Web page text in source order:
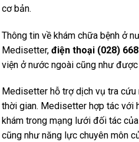
cơ bản.
Thông tin về khám chữa bệnh ở
Medisetter, điện thoại (028)
viện ở nước ngoài cũng như
Medisetter hỗ trợ dịch vụ tra cứu
thời gian. Medisetter hợp tác với
khám trong mạng lưới đối tác
cũng như năng lực chuyên môn